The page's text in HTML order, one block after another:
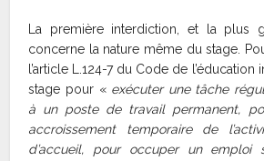
La première interdiction, et la plus
concerne la nature même du stage.
l’article L.124-7 du Code de
stage pour « exécuter une tâche
à un poste de travail permanent,
accroissement temporaire de
d’accueil, pour occuper un emploi